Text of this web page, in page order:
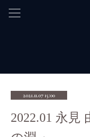
2021.11.07 15:00
2022.01 永見